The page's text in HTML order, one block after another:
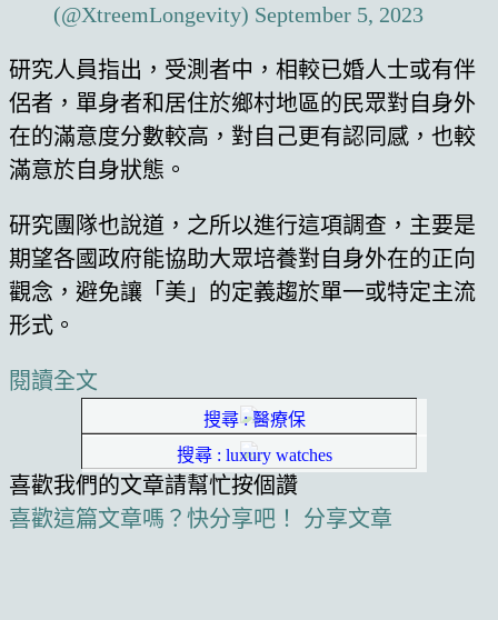
(@XtreemLongevity) September 5, 2023
研究人員指出，受測者中，相較已婚人士或有伴
侶者，單身者和居住於鄉村地區的民眾對自身外
在的滿意度分數較高，對自己更有認同感，也較
滿意於自身狀態。
研究團隊也說道，之所以進行這項調查，主要是
期望各國政府能協助大眾培養對自身外在的正向
觀念，避免讓「美」的定義趨於單一或特定主流
形式。
閱讀全文
搜尋 : 醫療保
搜尋 : luxury watches
喜歡我們的文章請幫忙按個讚
喜歡這篇文章嗎？快分享吧！
分享文章